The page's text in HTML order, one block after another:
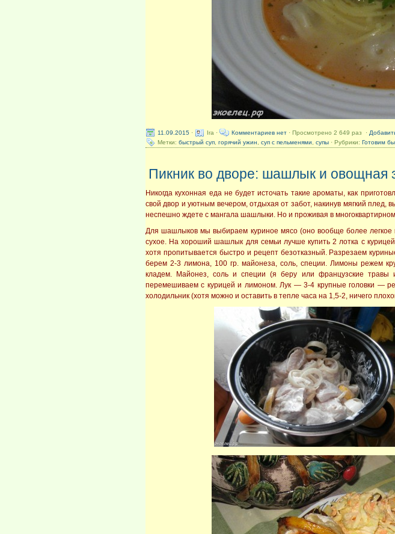
11.09.2015· Ira · Комментариев нет· Просмотрено 2 649 раз ·
Метки: быстрый суп, горячий ужин суп с пельменями супы· Рубрики: Готовим
Пикник во дворе: шашлык и овощная
Никогда кухонная еда не будет источать такие ароматы, как
свой двор и уютным вечером, отдыхая от забот, накинув мягкий
неспешно ждете с мангала шашлыки. Но и проживая в
Для шашлыков мы выбираем куриное мясо (оно вообще более
сухое. На хороший шашлык для семьи лучше купить 2 лотка с
хотя пропитывается быстро и рецепт безотказный. Разрезаем
берем 2-3 лимона, 100 гр. майонеза, соль, специи. Лимоны режем
кладем. Майонез, соль и специи (я беру или французские
перемешиваем с курицей и лимоном. Лук — 3-4 крупные головки —
холодильник (хотя можно и оставить в тепле часа на 1,5-2, ничего